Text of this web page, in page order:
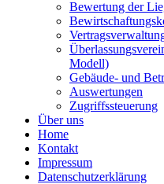
Bewertung der
Modell)
Gebäude- und
Auswertungen
Zugriffssteuerung
Über uns
Home
Kontakt
Impressum
Datenschutzerklärung